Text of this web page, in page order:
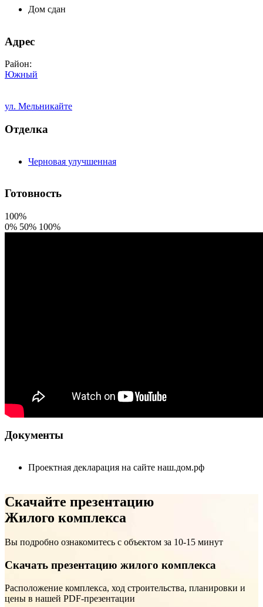
Дом сдан
Адрес
Район:
Южный
ул. Мельникайте
Отделка
Черновая улучшенная
Готовность
100%
0% 50% 100%
Документы
Проектная декларация на сайте наш.дом.рф
Скачайте презентацию
Жилого комплекса
Вы подробно ознакомитесь с объектом за 10-15 минут
Скачать презентацию жилого комплекса
Расположение комплекса, ход строительства, планировки и
цены в нашей PDF-презентации